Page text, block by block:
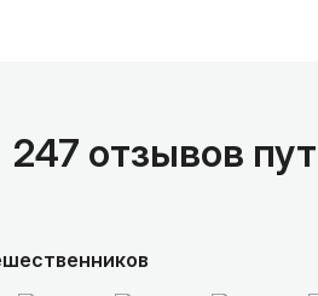
247 отзывов